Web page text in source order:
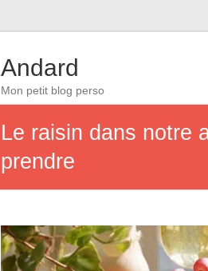
Andard
Mon petit blog perso
Le raisin dans notre
prendre